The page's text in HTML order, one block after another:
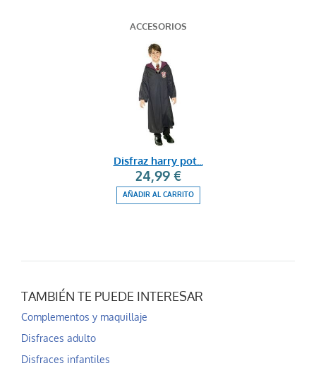
ACCESORIOS
Disfraz harry pot...
24,99 €
AÑADIR AL CARRITO
TAMBIÉN TE PUEDE INTERESAR
Complementos y maquillaje
Disfraces adulto
Disfraces infantiles